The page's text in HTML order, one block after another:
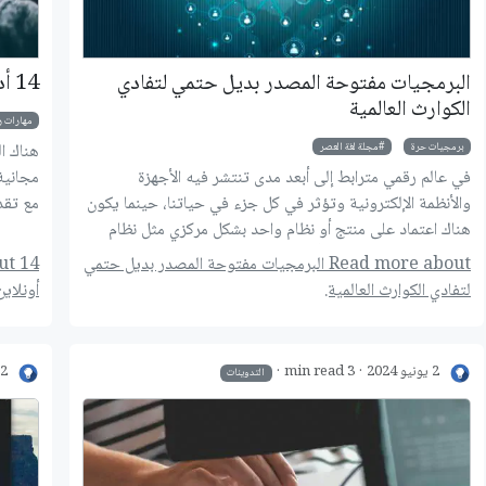
البرمجيات مفتوحة المصدر بديل حتمي لتفادي
الكوارث العالمية
برمجيات حرة مجلة لغة العصر
في عالم رقمي مترابط إلى أبعد مدى تنتشر فيه الأجهزة
والأنظمة الإلكترونية وتؤثر في كل جزء في حياتنا، حينما يكون
هناك اعتماد على منتج أو نظام واحد بشكل مركزي مثل نظام
ويندوز، تبرز مخاوف بشأن حدوث مشاكل على نطاق كبير
بسبب هذه الاعتمادية، فالطبيعة المركزية لهذه الأنظمة تعني أن
نقطة فشل واحدة سواء كانت بسبب اختراق أمني أو خطأ
تؤثر على ملايين المستخدمين والشركات في جميع أنحاء العالم
وتسبب خسائر مالية كبيرة.
Read more about البرمجيات مفتوحة المصدر بديل حتمي
لتفادي الكوارث العالمية.
14 أداة مجانية ومفيدة لإنجاز المهام أونلاين
مهارات
هناك
مع
أمور
2 يونيو 2024 3 min read التدوينات 12